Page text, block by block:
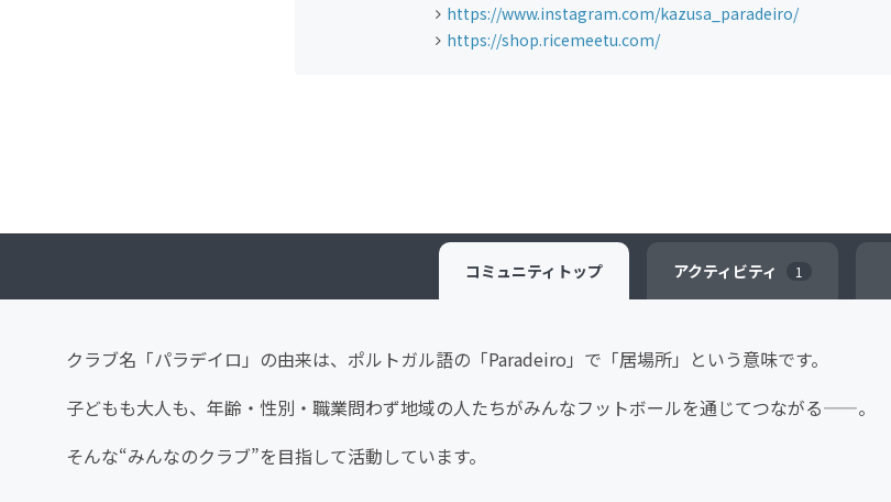
https://www.instagram.com/kazusa_paradeiro/
https://shop.ricemeetu.com/
コミュニティ トップ アクティビティ 1
クラブ名「パラデイロ」の由来は、ポルトガル語の「Paradeiro」で「居場所」という意味です。
子どもも大人も、年齢・性別・職業問わず地域の人たちがみんなフットボールを通じてつながる——。
そんな“みんなのクラブ”を目指して活動しています。